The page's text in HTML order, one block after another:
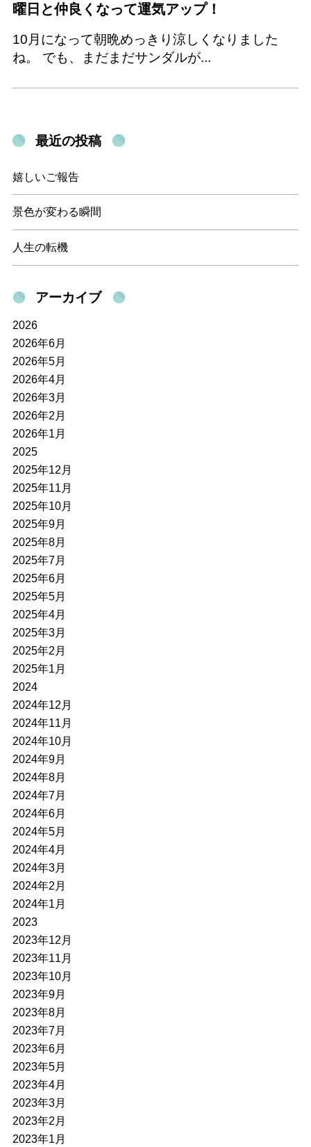
曜日と仲良くなって運気アップ！
10月になって朝晩めっきり涼しくなりました
ね。 でも、まだまだサンダルが...
最近の投稿
嬉しいご報告
景色が変わる瞬間
人生の転機
アーカイブ
2026
2026年6月
2026年5月
2026年4月
2026年3月
2026年2月
2026年1月
2025
2025年12月
2025年11月
2025年10月
2025年9月
2025年8月
2025年7月
2025年6月
2025年5月
2025年4月
2025年3月
2025年2月
2025年1月
2024
2024年12月
2024年11月
2024年10月
2024年9月
2024年8月
2024年7月
2024年6月
2024年5月
2024年4月
2024年3月
2024年2月
2024年1月
2023
2023年12月
2023年11月
2023年10月
2023年9月
2023年8月
2023年7月
2023年6月
2023年5月
2023年4月
2023年3月
2023年2月
2023年1月